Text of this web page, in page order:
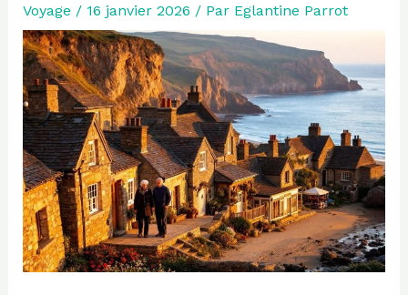
Voyage / 16 janvier 2026 / Par Eglantine Parrot